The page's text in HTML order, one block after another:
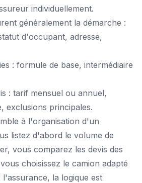
individuellement.
généralement la démarche :
d'occupant, adresse,
: formule de base, intermédiaire
: tarif mensuel ou annuel,
exclusions principales.
à l'organisation d'un
listez d'abord le volume de
vous comparez les devis des
choisissez le camion adapté
la logique est